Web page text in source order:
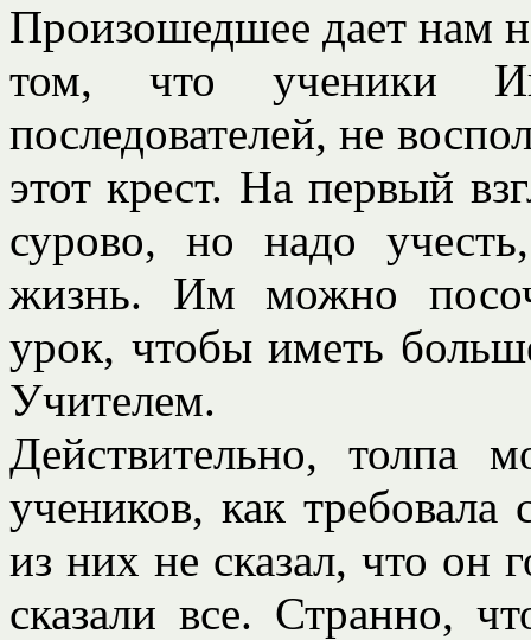
Произошедшее дает нам
том, что ученики
последователей, не
этот крест. На первый
сурово, но надо
жизнь. Им можно
урок, чтобы иметь
Учителем.
Действительно, толпа
учеников, как
из них не сказал, что он
сказали все. Странно,